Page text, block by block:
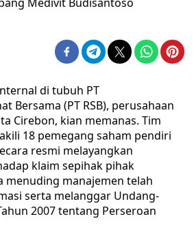
di tubuh PT
Bersama (PT RSB), perusahaan
Cirebon, kian memanas. Tim
18 pemegang saham pendiri
resmi melayangkan
klaim sepihak pihak
menuding manajemen telah
serta melanggar Undang-
2007 tentang Perseroan